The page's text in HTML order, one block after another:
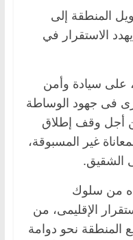
المنطقة إلى
الاستقرار في
على سيادة وأمن
فى جهود الوساطة
أجل وقف إطلاق
غير المسبوقة،
الشقيق.
من سلوك
الإقليمى، من
المنطقة نحو دوامة